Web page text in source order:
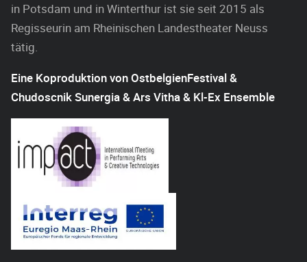
in Potsdam und in Winterthur ist sie seit 2015 als
Regisseurin am Rheinischen Landestheater Neuss
tätig.
Eine Koproduktion von OstbelgienFestival &
Chudoscnik Sunergia & Ars Vitha & Kl-Ex Ensemble